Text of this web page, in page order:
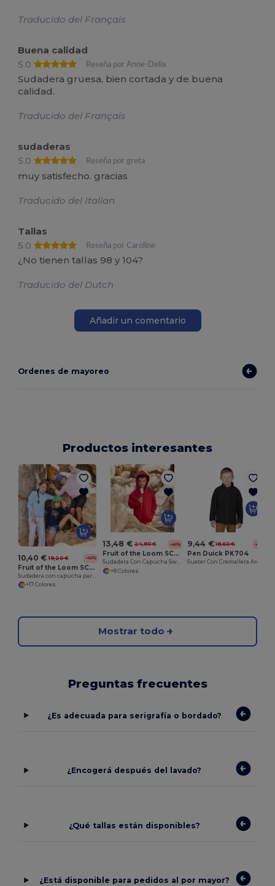
Traducido del Français
Buena calidad
5.0
Reseña por Anne-Delia
Sudadera gruesa, bien cortada y de buena
calidad.
Traducido del Français
sudaderas
5.0
Reseña por greta
muy satisfecho. gracias
Traducido del Italian
Tallas
5.0
Reseña por Caroline
¿No tienen tallas 98 y 104?
Traducido del Dutch
Añadir un comentario
Ordenes de mayoreo
Productos interesantes
10,40 € 19,20 € -46%
Fruit of the Loom SC371
+17 Colores
13,48 € 24,80 € -46%
Fruit of the Loom SC379
Sudadera Con Capucha Sweat (62-045-0)
+8 Colores
9,44 € 18,60 € -49%
Pen Duick PK704
Mostrar todo
Preguntas frecuentes
¿Es adecuada para serigrafía o bordado?
¿Encogerá después del lavado?
¿Qué tallas están disponibles?
¿Está disponible para pedidos al por mayor?